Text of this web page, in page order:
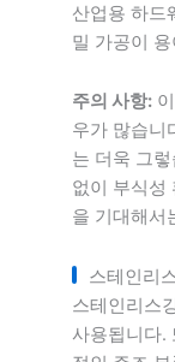
산업용 하드
밀 가공이
주의 사항:
우가 많습니
는 더욱 그
없이 부식성
을 기대해서
스테인리
스테인리스
사용됩니다.